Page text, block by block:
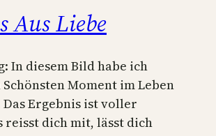
Aus Liebe
In diesem Bild habe ich
Moment im Leben
Ergebnis ist voller
reisst dich mit, lässt dich